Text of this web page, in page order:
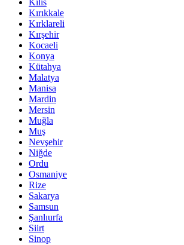
Kilis
Kırıkkale
Kırklareli
Kırşehir
Kocaeli
Konya
Kütahya
Malatya
Manisa
Mardin
Mersin
Muğla
Muş
Nevşehir
Niğde
Ordu
Osmaniye
Rize
Sakarya
Samsun
Şanlıurfa
Siirt
Sinop